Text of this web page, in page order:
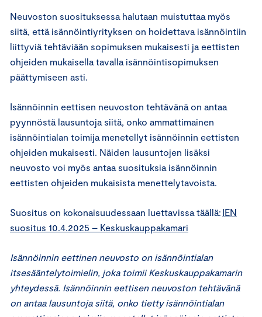
Neuvoston suosituksessa halutaan muistuttaa myös
siitä, että isännöintiyrityksen on hoidettava isännöintiin
liittyviä tehtäviään sopimuksen mukaisesti ja eettisten
ohjeiden mukaisella tavalla isännöintisopimuksen
päättymiseen asti.
Isännöinnin eettisen neuvoston tehtävänä on antaa
pyynnöstä lausuntoja siitä, onko ammattimainen
isännöintialan toimija menetellyt isännöinnin eettisten
ohjeiden mukaisesti. Näiden lausuntojen lisäksi
neuvosto voi myös antaa suosituksia isännöinnin
eettisten ohjeiden mukaisista menettelytavoista.
Suositus on kokonaisuudessaan luettavissa täällä: IEN
suositus 10.4.2025 – Keskuskauppakamari
Isännöinnin eettinen neuvosto on isännöintialan
itsesääntelytoimielin, joka toimii Keskuskauppakamarin
yhteydessä. Isännöinnin eettisen neuvoston tehtävänä
on antaa lausuntoja siitä, onko tietty isännöintialan